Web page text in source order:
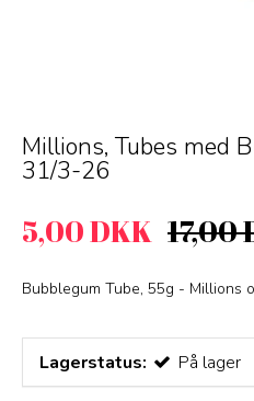
Millions, Tubes med
31/3-26
5,00 DKK 17,00
Bubblegum Tube, 55g - Millions
Lagerstatus: På lager